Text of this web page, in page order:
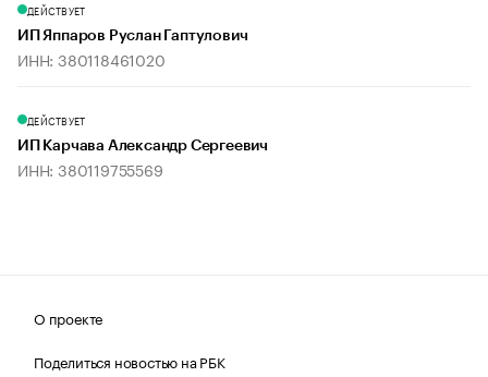
ДЕЙСТВУЕТ
ИП Яппаров Руслан Гаптулович
ИНН: 380118461020
ДЕЙСТВУЕТ
ИП Карчава Александр Сергеевич
ИНН: 380119755569
О проекте
Поделиться новостью на РБК